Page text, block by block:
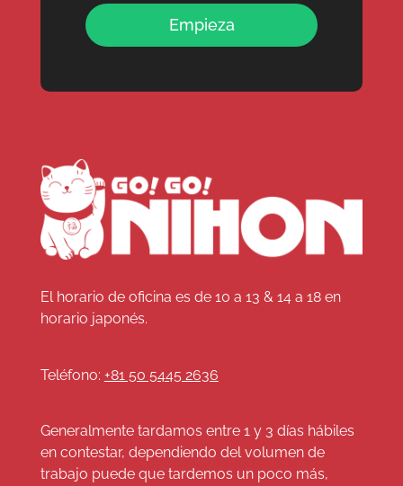
Empieza
El horario de oficina es de 10 a 13 & 14 a 18 en
horario japonés.
Teléfono: +81 50 5445 2636
Generalmente tardamos entre 1 y 3 días hábiles
en contestar, dependiendo del volumen de
trabajo puede que tardemos un poco más,